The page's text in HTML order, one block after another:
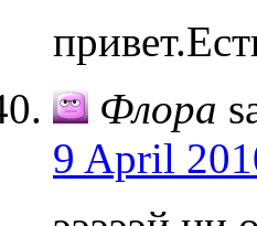
Флора
9 April